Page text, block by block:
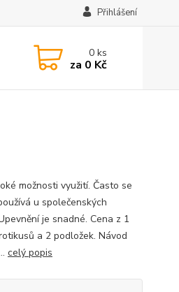
Přihlášení
0ks
za 0 Kč
možnosti využití. Často se
u společenských
je snadné. Cena z 1
a 2 podložek. Návod
celý popis